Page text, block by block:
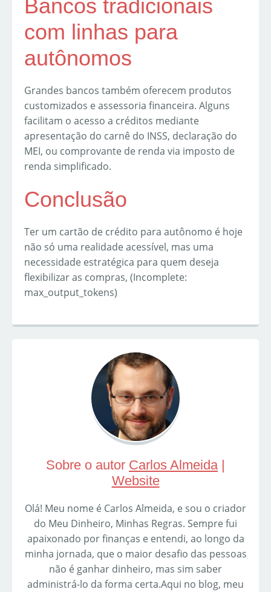
Bancos tradicionais
com linhas para
autônomos
Grandes bancos também oferecem produtos
customizados e assessoria financeira. Alguns
facilitam o acesso a créditos mediante
apresentação do carnê do INSS, declaração do
MEI, ou comprovante de renda via imposto de
renda simplificado.
Conclusão
Ter um cartão de crédito para autônomo é hoje
não só uma realidade acessível, mas uma
necessidade estratégica para quem deseja
flexibilizar as compras, (Incomplete:
max_output_tokens)
Sobre o autor Carlos Almeida|
Website
Olá! Meu nome é Carlos Almeida, e sou o criador
do Meu Dinheiro, Minhas Regras. Sempre fui
apaixonado por finanças e entendi, ao longo da
minha jornada, que o maior desafio das pessoas
não é ganhar dinheiro, mas sim saber
administrá-lo da forma certa.Aqui no blog, meu